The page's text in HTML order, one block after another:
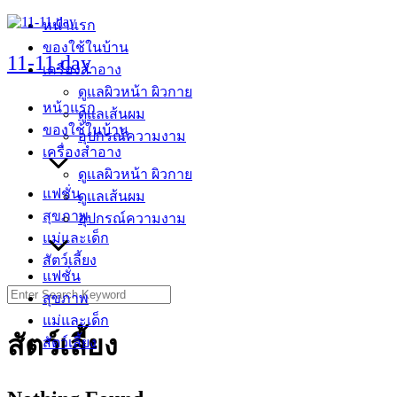
Skip
content
11-11.day
หน้าแรก
ของใช้ในบ้าน
เครื่องสำอาง
ดูแลผิวหน้า ผิวกาย
ดูแลเส้นผม
อุปกรณ์ความงาม
แฟชั่น
สุขภาพ
แม่และเด็ก
สัตว์เลี้ยง
หน้าแรก
ของใช้ในบ้าน
เครื่องสำอาง
ดูแลผิวหน้า ผิวกาย
ดูแลเส้นผม
อุปกรณ์ความงาม
แฟชั่น
สุขภาพ
แม่และเด็ก
สัตว์เลี้ยง
Search
for:
สัตว์เลี้ยง